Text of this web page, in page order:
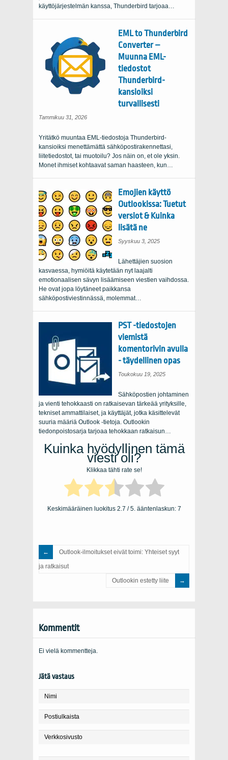
käyttöjärjestelmän kanssa, Thunderbird tarjoaa…
EML to Thunderbird
Converter –
Muunna EML-
tiedostot
Thunderbird-
kansioiksi
turvallisesti
Tammikuu 31, 2026
Yritätkö muuntaa EML-tiedostoja Thunderbird-
kansioiksi menettämättä sähköpostirakennettasi,
liitetiedostot, tai muotoilu? Jos näin on, et ole yksin.
Monet ihmiset kohtaavat saman haasteen, kun…
Emojien käyttö
Outlookissa: Tuetut
versiot & Kuinka
lisätä ne
Syyskuu 3, 2025
Lähettäjien suosion
kasvaessa, hymiöitä käytetään nyt laajalti
emotionaalisen sävyn lisäämiseen viestien vaihdossa.
He ovat jopa löytäneet paikkansa
sähköpostiviestinnässä, molemmat…
PST -tiedostojen
viemistä
komentorivin avulla
- täydellinen opas
Toukokuu 19, 2025
Sähköpostien johtaminen
ja vienti tehokkaasti on ratkaisevan tärkeää yrityksille,
tekniset ammattilaiset, ja käyttäjät, jotka käsittelevät
suuria määriä Outlook -tietoja. Outlookin
tiedonpoistosarja tarjoaa tehokkaan ratkaisun…
Kuinka hyödyllinen tämä
viesti oli?
Klikkaa tähti rate se!
Keskimääräinen luokitus 2.7 / 5. ääntenlaskun: 7
Outlook-ilmoitukset eivät toimi: Yhteiset syyt
ja ratkaisut
Outlookin estetty liite
Kommentit
Ei vielä kommentteja.
Jätä vastaus